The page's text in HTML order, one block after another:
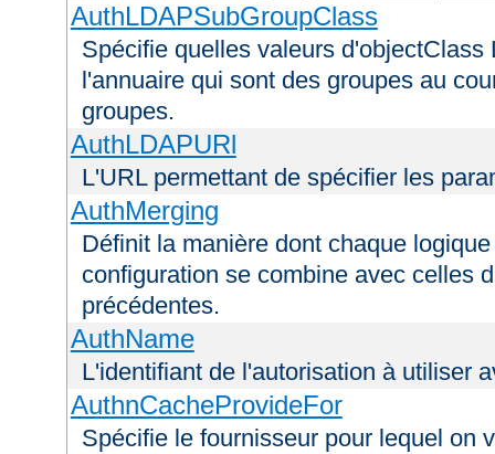
AuthLDAPSubGroupClass
Spécifie quelles valeurs
l'annuaire qui sont des groupes au
groupes.
AuthLDAPURl
L'URL permettant de spécifier les
AuthMerging
Définit la manière dont chaque
configuration se combine avec celles
précédentes.
AuthName
L'identifiant de l'autorisation à utiliser
AuthnCacheProvideFor
Spécifie le fournisseur pour lequel on